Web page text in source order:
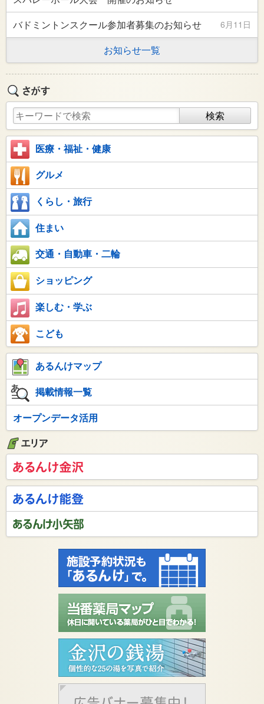
6月11日
バドミントンスクール参加者募集のお知らせ
お知らせ一覧
医療・福祉・健康
グルメ
くらし・旅行
住まい
交通・自動車・二輪
ショッピング
楽しむ・学ぶ
こども
あるんけマップ
掲載情報一覧
オープンデータ活用